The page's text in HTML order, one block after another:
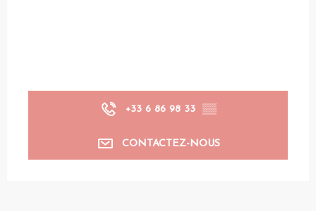
+33 6 86 98 33 ▒▒
CONTACTEZ-NOUS